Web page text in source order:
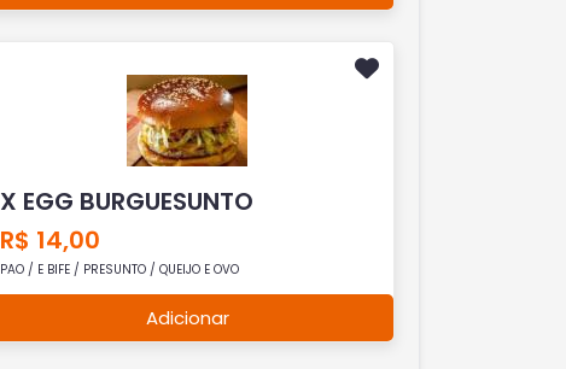
X EGG BURGUESUNTO
R$ 14,00
PAO / E BIFE / PRESUNTO / QUEIJO E OVO
Adicionar